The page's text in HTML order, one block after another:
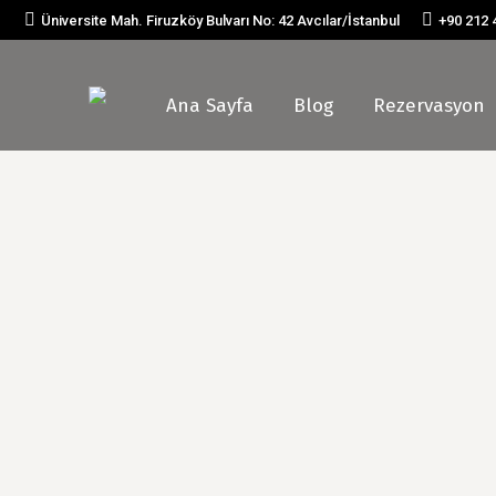
Üniversite Mah. Firuzköy Bulvarı No: 42 Avcılar/İstanbul +90 212
Ana Sayfa Blog Rezervasyon